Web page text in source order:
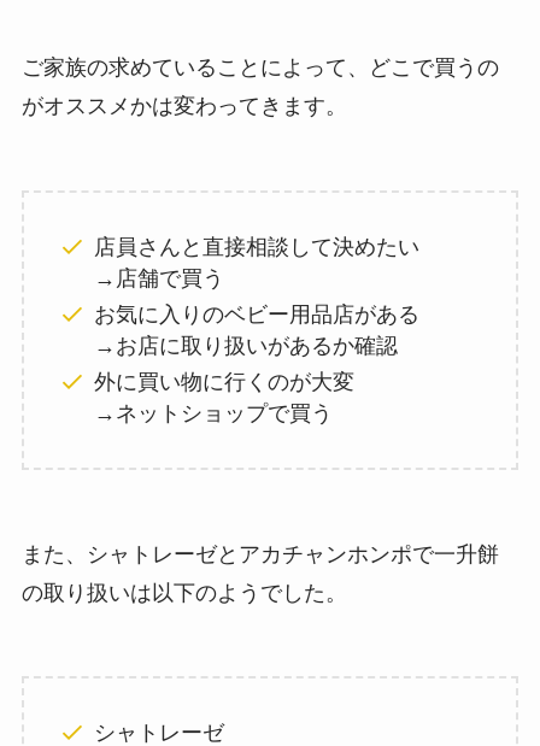
ご家族の求めていることによって、どこで買うの
がオススメかは変わってきます。
店員さんと直接相談して決めたい
→店舗で買う
お気に入りのベビー用品店がある
→お店に取り扱いがあるか確認
外に買い物に行くのが大変
→ネットショップで買う
また、シャトレーゼとアカチャンホンポで一升餅
の取り扱いは以下のようでした。
シャトレーゼ